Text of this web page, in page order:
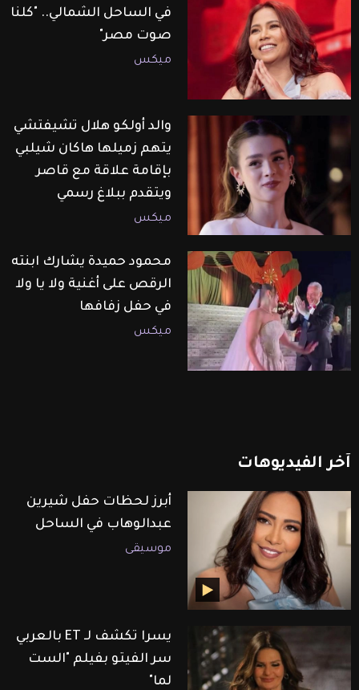
في الساحل الشمالي.. "كلنا
صوت مصر"
ميكس
والد أولكو هلال تشيفتشي
يتهم زميلها هاكان شيلبي
بإقامة علاقة مع قاصر
ويتقدم ببلاغ رسمي
ميكس
محمود حميدة يشارك ابنته
الرقص على أغنية ولا يا ولا
في حفل زفافها
ميكس
آخر الفيديوهات
أبرز لحظات حفل شيرين
عبدالوهاب في الساحل
موسيقى
يسرا تكشف لـ ET بالعربي
سر الفيتو بفيلم "الست
لما"